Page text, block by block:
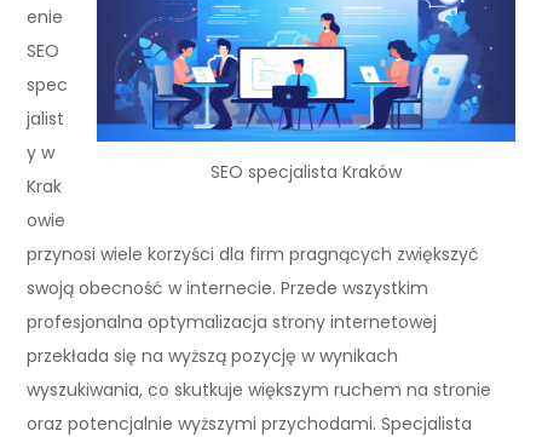
SEO specjalista Kraków
enie
SEO
spec
jalist
y w
Krak
owie
przynosi wiele korzyści dla firm pragnących zwiększyć
swoją obecność w internecie. Przede wszystkim
profesjonalna optymalizacja strony internetowej
przekłada się na wyższą pozycję w wynikach
wyszukiwania, co skutkuje większym ruchem na stronie
oraz potencjalnie wyższymi przychodami. Specjalista